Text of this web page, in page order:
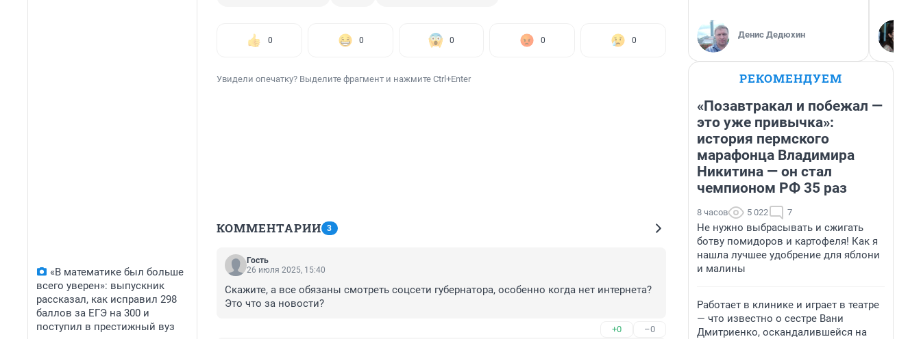
«В математике был больше
всего уверен»: выпускник
рассказал, как исправил 298
баллов за ЕГЭ на 300 и
поступил в престижный вуз
0 0 0 0 0
Увидели опечатку? Выделите фрагмент и нажмите Ctrl+Enter
КОММЕНТАРИИ 3
Гость
26 июля 2025, 15:40
Скажите, а все обязаны смотреть соцсети губернатора, особенно когда нет интернета?
Это что за новости?
+0 –0
Денис Дедюхин
РЕКОМЕНДУЕМ
«Позавтракал и побежал —
это уже привычка»:
история пермского
марафонца Владимира
Никитина — он стал
чемпионом РФ 35 раз
8 часов 5 022 7
Не нужно выбрасывать и сжигать
ботву помидоров и картофеля! Как я
нашла лучшее удобрение для яблони
и малины
Работает в клинике и играет в театре
— что известно о сестре Вани
Дмитриенко, оскандалившейся на